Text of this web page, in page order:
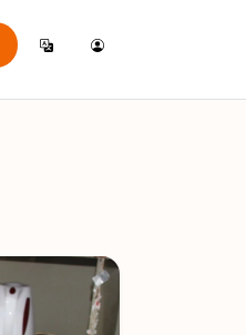
Italiano
Français